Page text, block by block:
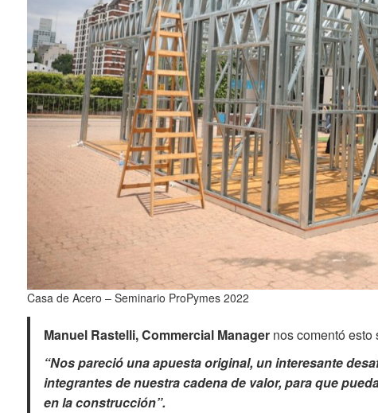
Casa de Acero – Seminario ProPymes 2022
Manuel Rastelli, Commercial Manager nos comentó
“Nos pareció una apuesta original, un interesante
integrantes de nuestra cadena de valor, para que
en la construcción”.